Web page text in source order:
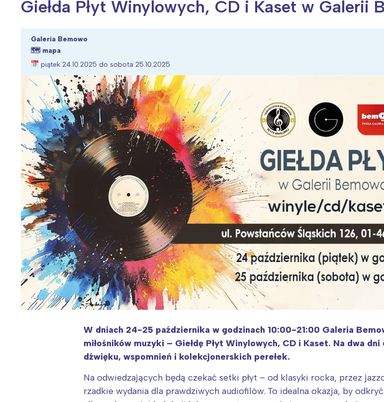
Giełda Płyt Winylowych, CD i Kaset w Galerii
Galeria Bemowo
🗺 mapa
piątek 24.10.2025 do sobota 25.10.2025
W dniach 24-25 października w godzinach 10:00-21:00 Galeria
miłośników muzyki – Giełdę Płyt Winylowych, CD i Kaset. Na dwa
dźwięku, wspomnień i kolekcjonerskich perełek.
Na odwiedzających będą czekać setki płyt – od klasyki rocka, przez
rzadkie wydania dla prawdziwych audiofilów. To idealna okazja, by